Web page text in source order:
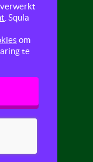
verwerkt
. Squla
om
te